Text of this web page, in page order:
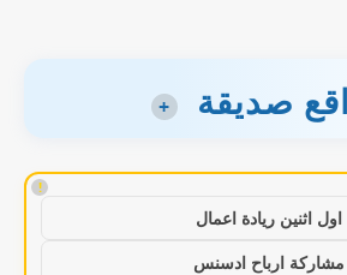
صديقة +
!
اول اثنين ريادة اعمال
مشاركة ارباح ادسنس